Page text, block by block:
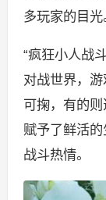
多玩家的目光
“疯狂小人战
对战世界，
可掬，有的
赋予了鲜活
战斗热情。